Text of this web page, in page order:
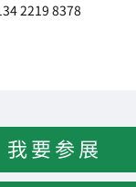
2219 8378
我要参展